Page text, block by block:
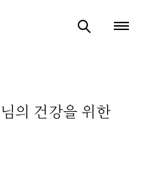
의 건강을 위한